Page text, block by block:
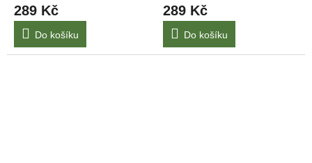
289 Kč
Do košíku
289 Kč
Do košíku